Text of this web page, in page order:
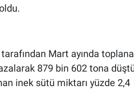
Mart ayında
879 bin 602 tona
inek sütü miktarı yüzde 2,4